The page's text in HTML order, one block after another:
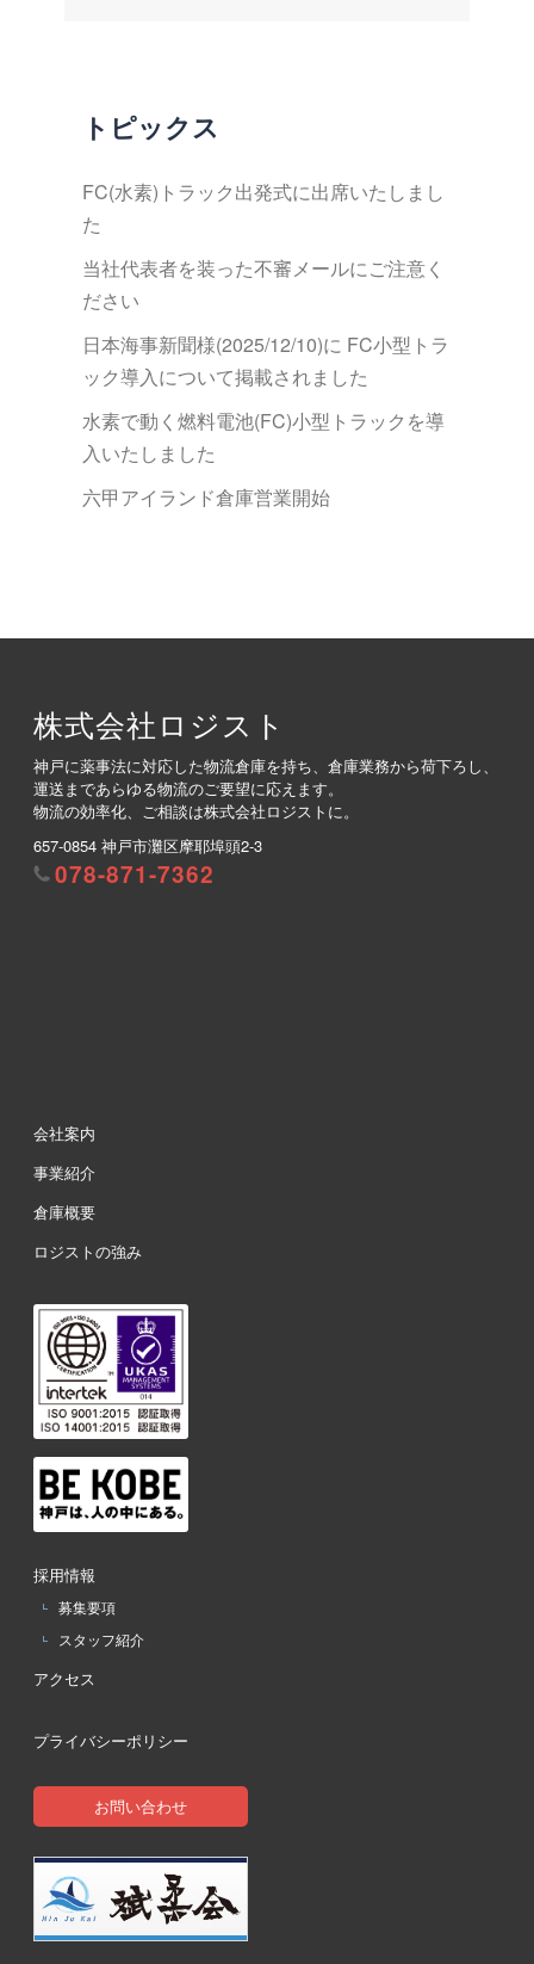
ョ
トピックス
FC(水素)トラック出発式に出席いたしまし
た
当社代表者を装った不審メールにご注意く
ださい
日本海事新聞様(2025/12/10)に FC小型トラ
ック導入について掲載されました
水素で動く燃料電池(FC)小型トラックを導
入いたしました
六甲アイランド倉庫営業開始
株式会社ロジスト
神戸に薬事法に対応した物流倉庫を持ち、倉庫業務から荷下ろし、
運送まであらゆる物流のご要望に応えます。
物流の効率化、ご相談は株式会社ロジストに。
657-0854 神戸市灘区摩耶埠頭2-3
078-871-7362
会社案内
事業紹介
倉庫概要
ロジストの強み
採用情報
募集要項
スタッフ紹介
アクセス
プライバシーポリシー
お問い合わせ